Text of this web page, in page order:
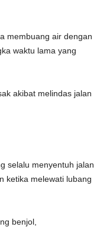
membuang air dengan
waktu lama yang
akibat melindas jalan
selalu menyentuh jalan
ketika melewati lubang
benjol,